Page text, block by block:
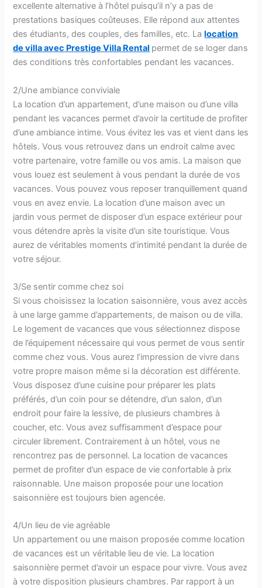
excellente alternative à l’hôtel puisqu’il n’y a pas de
prestations basiques coûteuses. Elle répond aux attentes
des étudiants, des couples, des familles, etc. Lalocation
de villa avec Prestige Villa Rental permet de se loger dans
des conditions très confortables pendant les vacances.
2/Une ambiance conviviale
La location d’un appartement, d’une maison ou d’une villa
pendant les vacances permet d’avoir la certitude de profiter
d’une ambiance intime. Vous évitez les vas et vient dans les
hôtels. Vous vous retrouvez dans un endroit calme avec
votre partenaire, votre famille ou vos amis. La maison que
vous louez est seulement à vous pendant la durée de vos
vacances. Vous pouvez vous reposer tranquillement quand
vous en avez envie. La location d’une maison avec un
jardin vous permet de disposer d’un espace extérieur pour
vous détendre après la visite d’un site touristique. Vous
aurez de véritables moments d’intimité pendant la durée de
votre séjour.
3/Se sentir comme chez soi
Si vous choisissez la location saisonnière, vous avez accès
à une large gamme d’appartements, de maison ou de villa.
Le logement de vacances que vous sélectionnez dispose
de l’équipement nécessaire qui vous permet de vous sentir
comme chez vous. Vous aurez l’impression de vivre dans
votre propre maison même si la décoration est différente.
Vous disposez d’une cuisine pour préparer les plats
préférés, d’un coin pour se détendre, d’un salon, d’un
endroit pour faire la lessive, de plusieurs chambres à
coucher, etc. Vous avez suffisamment d’espace pour
circuler librement. Contrairement à un hôtel, vous ne
rencontrez pas de personnel. La location de vacances
permet de profiter d’un espace de vie confortable à prix
raisonnable. Une maison proposée pour une location
saisonnière est toujours bien agencée.
4/Un lieu de vie agréable
Un appartement ou une maison proposée comme location
de vacances est un véritable lieu de vie. La location
saisonnière permet d’avoir un espace pour vivre. Vous avez
à votre disposition plusieurs chambres. Par rapport à un